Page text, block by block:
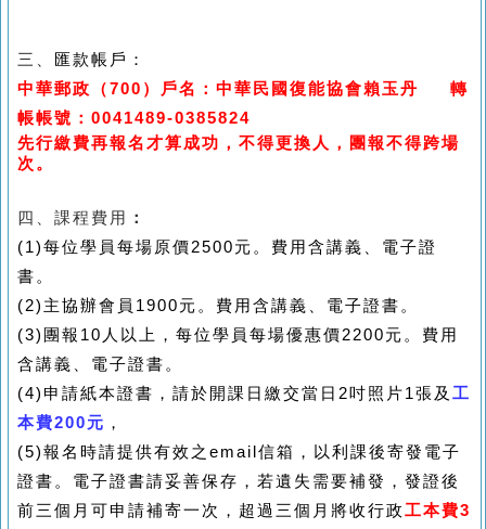
三、 匯款帳戶：
中華郵政（700 ）戶名：中華民國復能協會賴玉丹
轉
帳帳號： 0041489-0385824
先行繳費再報名才算成功，不得更換人，團報不得跨場
次。
四、課程費用 ：
(1)每位學員每場原價2500元。費用含講義、電子證
書。
(2) 主協辦會員 1900元。費用含講義、電子證書。
(3) 團報 10 人以上，每位學員每場優惠價2200元。費用
含講義、電子證書。
(4) 申請紙本證書，請於開課日繳交當日 2吋照片1張及 工
本費200元 ，
(5)報名時請提供有效之 email信箱，以利課後寄發電子
證書。電子證書請妥善保存，若遺失需要補發，發證後
前三個月可申請補寄一次，超過三個月將收行政工本費3